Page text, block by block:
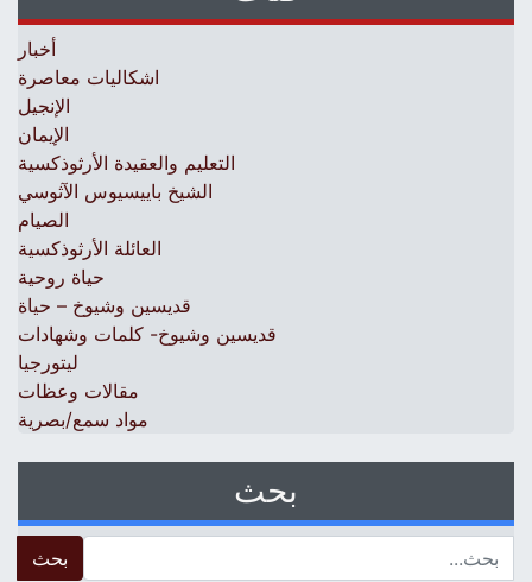
أخبار
اشكاليات معاصرة
الإنجيل
الإيمان
التعليم والعقيدة الأرثوذكسية
الشيخ باييسيوس الآثوسي
الصيام
العائلة الأرثوذكسية
حياة روحية
قديسين وشيوخ – حياة
قديسين وشيوخ- كلمات وشهادات
ليتورجيا
مقالات وعظات
مواد سمع/بصرية
بحث